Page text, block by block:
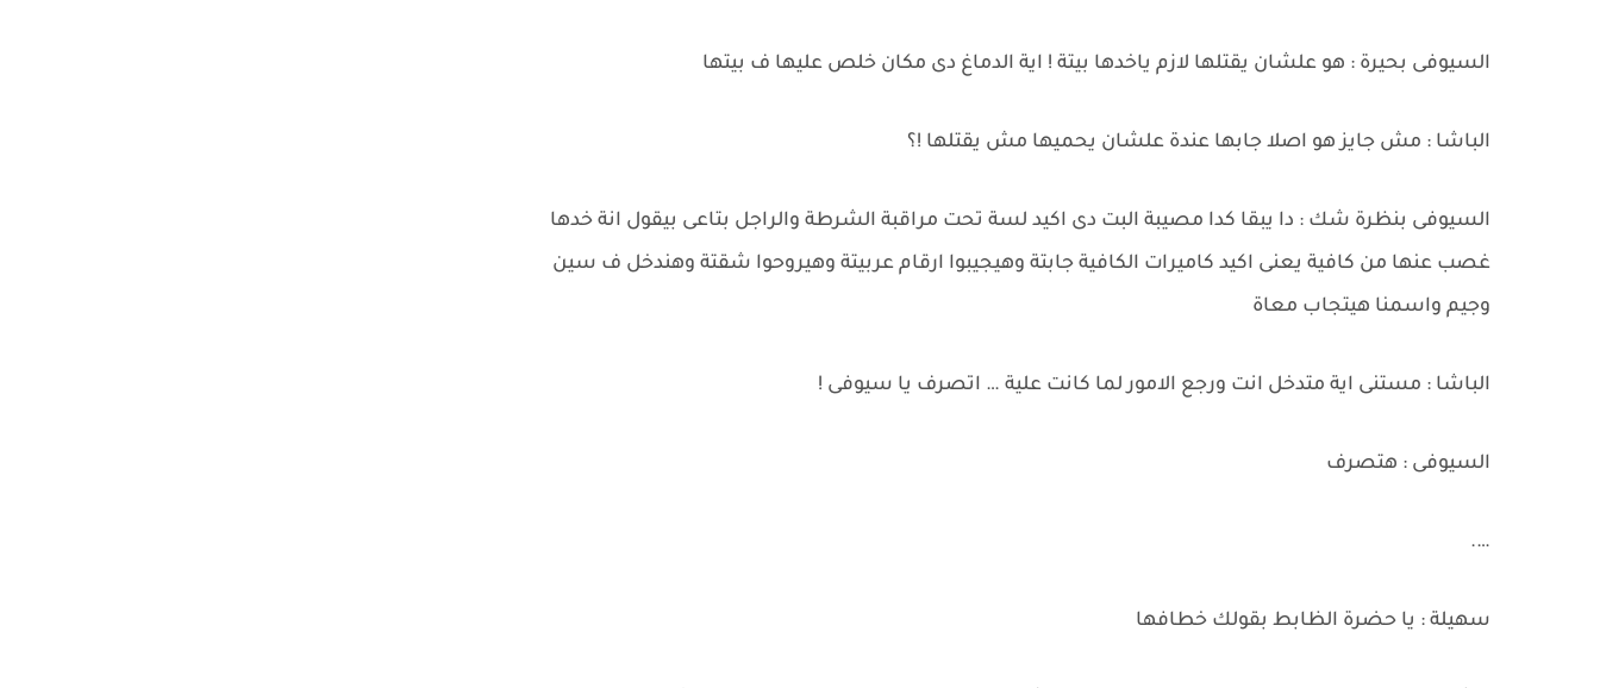
السيوفى بحيرة : هو علشان يقتلها لازم ياخدها بيتة ! اية الدماغ دى مكان خلص عليها ف بيتها
الباشا : مش جايز هو اصلا جابها عندة علشان يحميها مش يقتلها !؟
السيوفى بنظرة شك : دا يبقا كدا مصيبة البت دى اكيد لسة تحت مراقبة الشرطة والراجل بتاعى بيقول انة خدها
غصب عنها من كافية يعنى اكيد كاميرات الكافية جابتة وهيجيبوا ارقام عربيتة وهيروحوا شقتة وهندخل ف سين
وجيم واسمنا هيتجاب معاة
الباشا : مستنى اية متدخل انت ورجع الامور لما كانت علية … اتصرف يا سيوفى !
السيوفى : هتصرف
….
سهيلة : يا حضرة الظابط بقولك خطافها